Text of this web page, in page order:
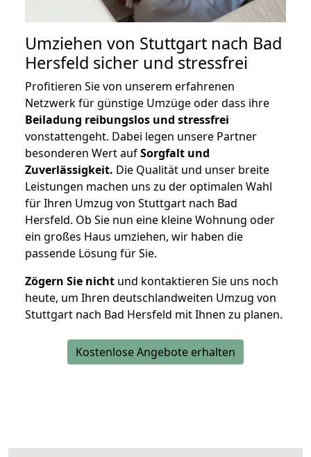
Umziehen von Stuttgart nach Bad
Hersfeld sicher und stressfrei
Profitieren Sie von unserem erfahrenen
Netzwerk für günstige Umzüge oder dass ihre
Beiladung reibungslos und stressfrei
vonstattengeht. Dabei legen unsere Partner
besonderen Wert aufSorgfalt und
Zuverlässigkeit. Die Qualität und unser breite
Leistungen machen uns zu der optimalen Wahl
für Ihren Umzug von Stuttgart nach Bad
Hersfeld. Ob Sie nun eine kleine Wohnung oder
ein großes Haus umziehen, wir haben die
passende Lösung für Sie.
Zögern Sie nicht und kontaktieren Sie uns noch
heute, um Ihren deutschlandweiten Umzug von
Stuttgart nach Bad Hersfeld mit Ihnen zu planen.
Kostenlose Angebote erhalten